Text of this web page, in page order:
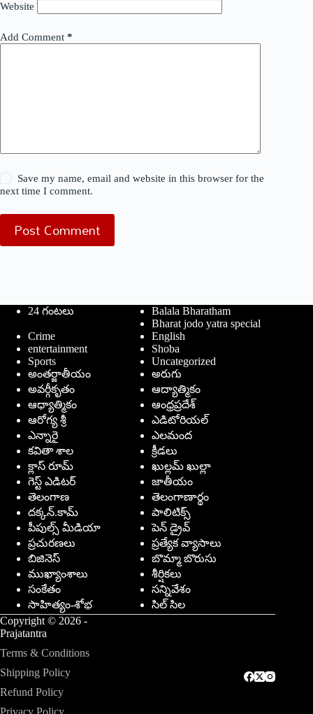
Website
Add Comment *
Save my name, email and website in this browser for the
next time I comment.
Post Comment
24 గంటలు
Balala Bharatham
Bharat jodo yatra special
Crime
English
entertainment
Shoba
Sports
Uncategorized
అంతర్జాతీయం
అరుగు
అవర్గీకృతం
ఆద్యాత్మికం
ఆధ్యాత్మికం
ఆంధ్రప్రదేశ్
ఆరోగ్య శ్రీ
ఎడిటోరియల్
ఎన్నారై
ఎలమంద
కవితా శాల
క్రీడలు
క్లాస్ రూమ్
ఖుల్లమ్ ఖుల్లా
గెస్ట్ ఎడిటర్
జాతీయం
తెలంగాణ
తెలంగాణార్థం
దక్కన్.కామ్
పాలిటిక్స్
పీపుల్స్ ‌మీడియా
పెన్ డ్రైవ్
ప్రచురణలు
ప్రత్యేక వ్యాసాలు
బిజినెస్
బొమ్మా బొరుసు
ముఖ్యాంశాలు
శీర్షికలు
సంకేతం
సన్నివేశం
సాహిత్యం-శోభ
సిల్ సిల
Copyright © 2026 -
Prajatantra
Terms & Conditions
Shipping Policy
Refund Policy